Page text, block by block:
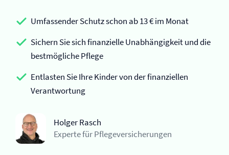
Umfassender Schutz schon ab 13 € im Monat
Sichern Sie sich finanzielle Unabhängigkeit und die
bestmögliche Pflege
Entlasten Sie Ihre Kinder von der finanziellen
Verantwortung
Holger Rasch
Experte für Pflege­versicherungen